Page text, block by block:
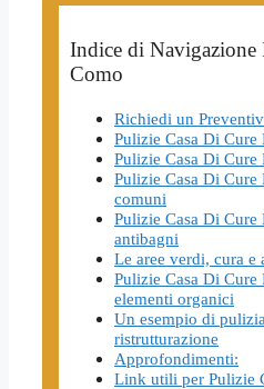
Indice di Navigazione
Como
Richiedi un
Pulizie Casa Di Cure
Pulizie Casa Di Cure
Pulizie Casa Di Cure
comuni
Pulizie Casa Di Cure
antibagni
Le aree verdi, cura e
Pulizie Casa Di
elementi organici
Un esempio di
ristrutturazione
Approfondimenti:
Link utili per Pulizie